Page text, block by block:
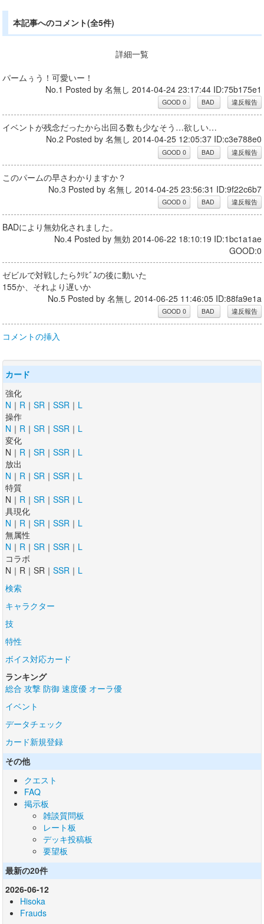
本記事へのコメント(全5件)
詳細一覧
パームぅう！可愛いー！
No.1 Posted by 名無し 2014-04-24 23:17:44 ID:75b175e1
イベントが残念だったから出回る数も少なそう…欲しい…
No.2 Posted by 名無し 2014-04-25 12:05:37 ID:c3e788e0
このパームの早さわかりますか？
No.3 Posted by 名無し 2014-04-25 23:56:31 ID:9f22c6b7
BADにより無効化されました。
No.4 Posted by 無効 2014-06-22 18:10:19 ID:1bc1a1ae
GOOD:0
ゼビルで対戦したらｸﾘﾋﾞｽの後に動いた
155か、それより遅いか
No.5 Posted by 名無し 2014-06-25 11:46:05 ID:88fa9e1a
コメントの挿入
カード
強化
N ｜ R ｜ SR ｜ SSR ｜ L
操作
N ｜ R ｜ SR ｜ SSR ｜ L
変化
N｜ R ｜ SR ｜ SSR ｜ L
放出
N ｜ R ｜ SR ｜ SSR ｜ L
特質
N｜ R ｜ SR ｜ SSR ｜ L
具現化
N ｜ R ｜ SR ｜ SSR ｜ L
無属性
N ｜ R ｜ SR ｜ SSR ｜ L
コラボ
N｜R｜SR｜ SSR ｜ L
検索
キャラクター
技
特性
ボイス対応カード
ランキング
総合 攻撃 防御 速度優 オーラ優
イベント
データチェック
カード新規登録
その他
クエスト
FAQ
掲示板
雑談質問板
レート板
デッキ投稿板
要望板
最新の20件
2026-06-12
Hisoka
Frauds